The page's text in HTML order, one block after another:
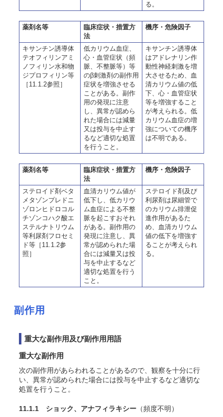
る。
薬剤名等
臨床症状・措置方
法
機序・危険因子
キサンチン誘導体
テオフィリンアミ
ノフィリン水和物
ジプロフィリン等
［11.1.2参照］
低カリウム血症、
心・血管症状（頻
脈、不整脈等）等
のβ刺激剤の副作用
症状を増強させる
ことがある。副作
用の発現に注意
し、異常が認めら
れた場合には減量
又は投与を中止す
るなど適切な処置
を行うこと。
キサンチン誘導体
はアドレナリン作
動性神経刺激を増
大させるため、血
清カリウム値の低
下、心・血管症状
等を増強すること
が考えられる。低
カリウム血症の増
強についての機序
は不明である。
薬剤名等
臨床症状・措置方
法
機序・危険因子
ステロイド剤ベタ
メタゾンプレドニ
ゾロンヒドロコル
チゾンコハク酸エ
ステルナトリウム
等利尿剤フロセミ
ド等［11.1.2参
照］
血清カリウム値が
低下し、低カリウ
ム血症による不整
脈を起こすおそれ
がある。副作用の
発現に注意し、異
常が認められた場
合には減量又は投
与を中止するなど
適切な処置を行う
こと。
ステロイド剤及び
利尿剤は尿細管で
のカリウム排泄促
進作用があるた
め、血清カリウム
値の低下を増強す
ることが考えられ
る。
副作用
重大な副作用及び副作用用語
重大な副作用
次の副作用があらわれることがあるので、観察を十分に行
い、異常が認められた場合には投与を中止するなど適切な
処置を行うこと。
11.1.1 ショック、アナフィラキシー （頻度不明）